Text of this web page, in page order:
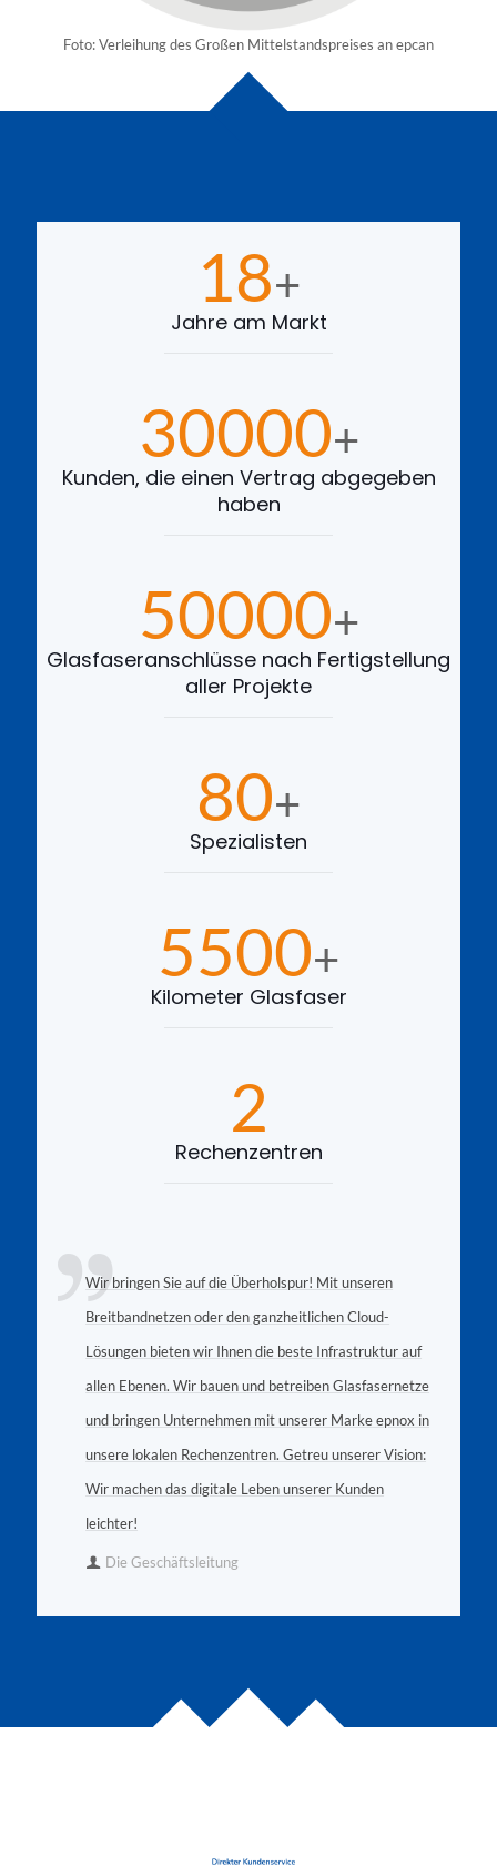
Foto: Verleihung des Großen Mittelstandspreises an epcan
18+
Jahre am Markt
30000+
Kunden, die einen Vertrag abgegeben
haben
50000+
Glasfaseranschlüsse nach Fertigstellung
aller Projekte
80+
Spezialisten
5500+
Kilometer Glasfaser
2
Rechenzentren
Wir bringen Sie auf die Überholspur! Mit unseren
Breitbandnetzen oder den ganzheitlichen Cloud-
Lösungen bieten wir Ihnen die beste Infrastruktur auf
allen Ebenen. Wir bauen und betreiben Glasfasernetze
und bringen Unternehmen mit unserer Marke epnox in
unsere lokalen Rechenzentren. Getreu unserer Vision:
Wir machen das digitale Leben unserer Kunden
leichter!
Die Ge­schäfts­lei­tung